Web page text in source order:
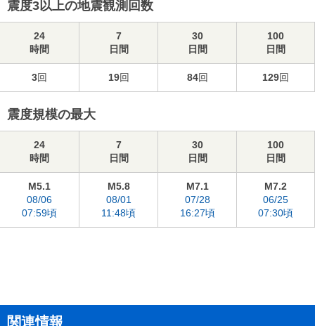
震度3以上の地震観測回数
24
時間
7
日間
30
日間
100
日間
3回 19回 84回 129回
震度規模の最大
24
時間
7
日間
30
日間
100
日間
M5.1
08/06
07:59頃
M5.8
08/01
11:48頃
M7.1
07/28
16:27頃
M7.2
06/25
07:30頃
関連情報